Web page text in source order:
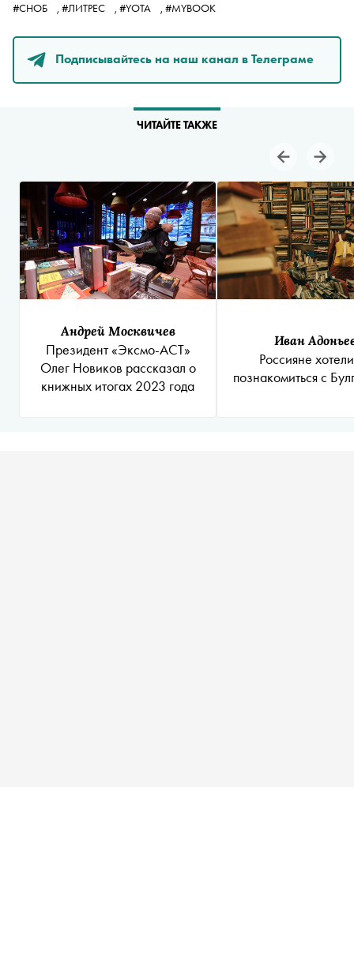
#СНОБ , #ЛИТРЕС , #YOTA , #MYBOOK
Подписывайтесь на наш канал в Телеграме
ЧИТАЙТЕ ТАКЖЕ
Андрей Москвичев
Президент «Эксмо-АСТ»
Олег Новиков рассказал о
книжных итогах 2023 года
Иван
Россияне
познакомиться с